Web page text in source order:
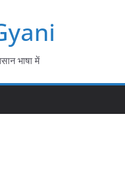
भाषा में